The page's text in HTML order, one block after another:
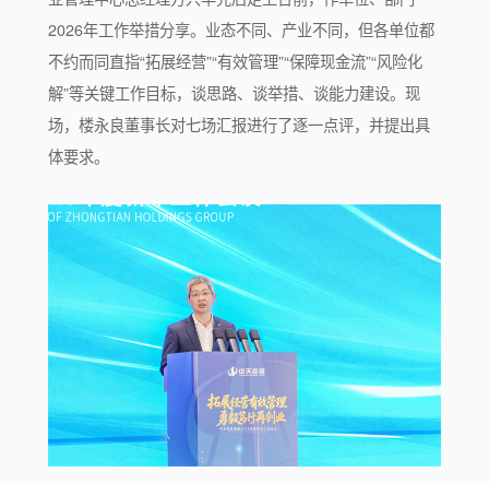
2026年工作举措分享。业态不同、产业不同，但各单位都
不约而同直指“拓展经营”“有效管理”“保障现金流”“风险化
解”等关键工作目标，谈思路、谈举措、谈能力建设。现
场，楼永良董事长对七场汇报进行了逐一点评，并提出具
体要求。